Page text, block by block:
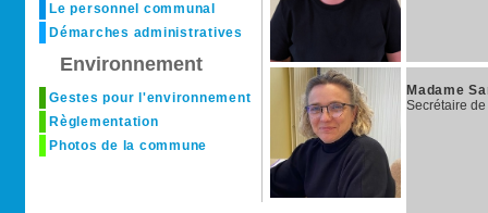
Le personnel communal
Démarches administratives
Environnement
Gestes pour l'environnement
Règlementation
Photos de la commune
Madame
Secrétaire